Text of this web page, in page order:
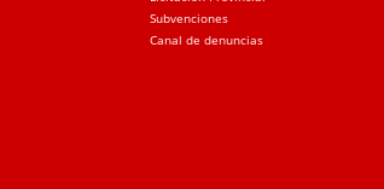
Subvenciones
Canal de denuncias